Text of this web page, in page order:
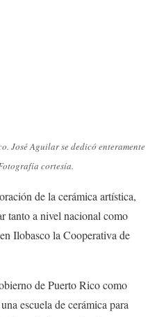
José Aguilar se dedicó enteramente
cortesía.
de la cerámica artística,
tanto a nivel nacional como
Ilobasco la Cooperativa de
de Puerto Rico como
escuela de cerámica para